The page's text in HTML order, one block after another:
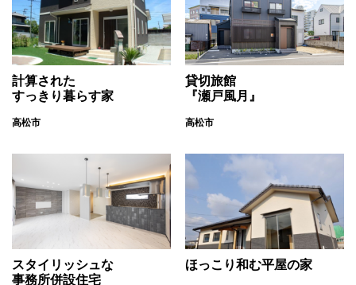
計算された
すっきり暮らす家
高松市
貸切旅館
『瀬戸風月』
高松市
スタイリッシュな
事務所併設住宅
ほっこり和む平屋の家